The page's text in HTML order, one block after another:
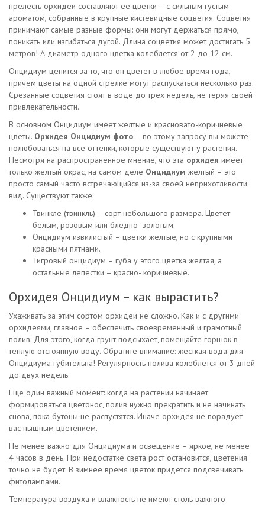
прелесть орхидеи составляют ее цветки – с сильным густым
ароматом, собранные в крупные кистевидные соцветия. Соцветия
принимают самые разные формы: они могут держаться прямо,
поникать или изгибаться дугой. Длина соцветия может достигать 5
метров! А диаметр одного цветка колеблется от 2 до 12 см.
Онцидиум ценится за то, что он цветет в любое время года,
причем цветы на одной стрелке могут распускаться несколько раз.
Срезанные соцветия стоят в воде до трех недель, не теряя своей
привлекательности.
В основном Онцидиум имеет желтые и красновато-коричневые
цветы. Орхидея Онцидиум фото – по этому запросу вы можете
полюбоваться на все оттенки, которые существуют у растения.
Несмотря на распространенное мнение, что эта орхидея имеет
только желтый окрас, на самом деле Онцидиум желтый – это
просто самый часто встречающийся из-за своей неприхотливости
вид. Существуют также:
Твинкле (твинкль) – сорт небольшого размера. Цветет
белым, розовым или бледно- золотым.
Онцидиум извилистый – цветки желтые, но с крупными
красными пятнами.
Тигровый онцидиум – губа у этого цветка желтая, а
остальные лепестки – красно- коричневые.
Орхидея Онцидиум – как вырастить?
Ухаживать за этим сортом орхидеи не сложно. Как и с другими
орхидеями, главное – обеспечить своевременный и грамотный
полив. Для этого, когда грунт подсыхает, помещайте горшок в
теплую отстоянную воду. Обратите внимание: жесткая вода для
Онцидиума губительна! Регулярность полива колеблется от 3 дней
до двух недель.
Еще один важный момент: когда на растении начинает
формироваться цветонос, полив нужно прекратить и не начинать
снова, пока бутоны не распустятся. Иначе орхидея не порадует
вас пышным цветением.
Не менее важно для Онцидиума и освещение – яркое, не менее
4 часов в день. При недостатке света рост остановится, цветения
точно не будет. В зимнее время цветок придется подсвечивать
фитолампами.
Температура воздуха и влажность не имеют столь важного